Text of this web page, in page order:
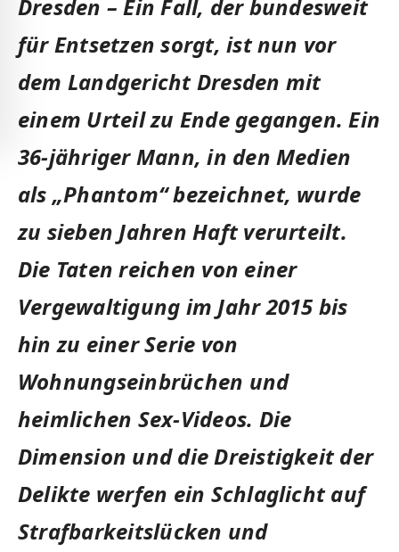
Dresden – Ein Fall, der bundesweit
für Entsetzen sorgt, ist nun vor
dem Landgericht Dresden mit
einem Urteil zu Ende gegangen. Ein
36-jähriger Mann, in den Medien
als „Phantom“ bezeichnet, wurde
zu sieben Jahren Haft verurteilt.
Die Taten reichen von einer
Vergewaltigung im Jahr 2015 bis
hin zu einer Serie von
Wohnungseinbrüchen und
heimlichen Sex-Videos. Die
Dimension und die Dreistigkeit der
Delikte werfen ein Schlaglicht auf
Strafbarkeitslücken und